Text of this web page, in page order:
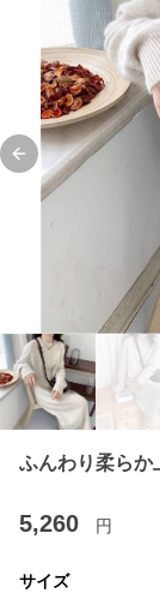
Previous slide
ふんわり柔らか
5,260 円
サイズ